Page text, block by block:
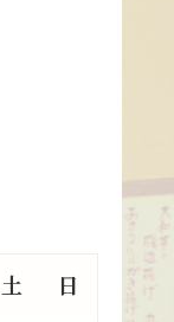
土
日